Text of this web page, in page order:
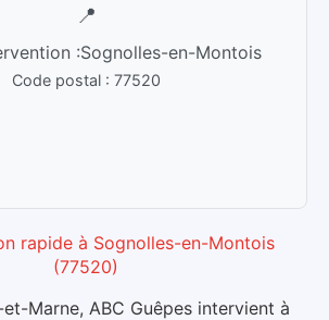
📍
:Sognolles-en-Montois
Code postal : 77520
rapide à Sognolles-en-Montois
(77520)
et-Marne, ABC Guêpes intervient à